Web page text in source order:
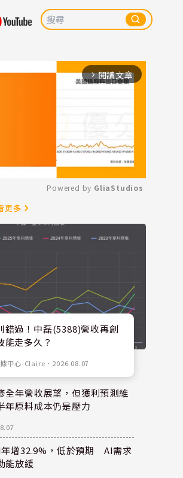
arrow_forward_ios 閱讀文章
Mute
Powered by GliaStudios
更多
錯過！中磊(5388)營收再創
能走多久？
中心-Claire ． 2026.08.07
全年營收展望，但獲利預測維
原料成本仍是壓力
年增32.9%，低於預期 AI需求
能放緩